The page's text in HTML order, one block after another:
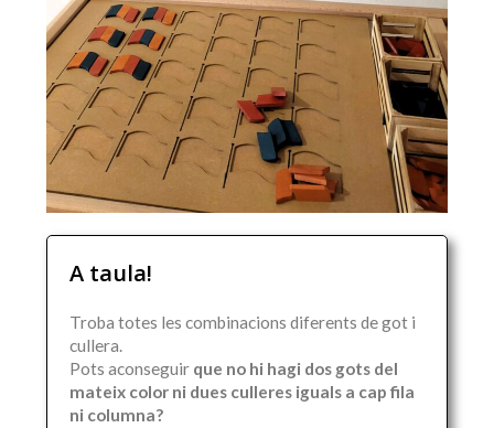
A taula!
Troba totes les combinacions diferents de got i
cullera.
Pots aconseguir que no hi hagi dos gots del
mateix color ni dues culleres iguals a cap fila
ni columna?